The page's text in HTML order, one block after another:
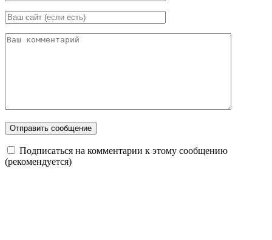
Подписаться на комментарии к этому сообщению
(рекомендуется)